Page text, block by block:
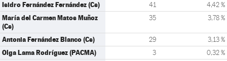
Isidro Fernández Fernández (Cs) 41 4,42 %
María del Carmen Matos Muñoz
(Cs)
35 3,78 %
Antonia Fernández Blanco (Cs) 29 3,13 %
Olga Lama Rodríguez (PACMA) 3 0,32 %